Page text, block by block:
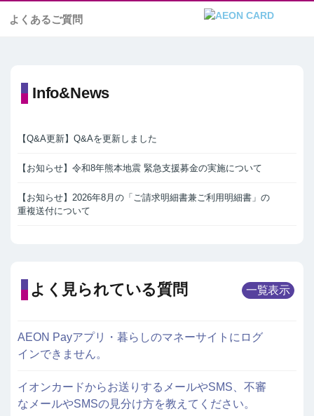
よくあるご質問
Info&News
【Q&A更新】Q&Aを更新しました
【お知らせ】令和8年熊本地震 緊急支援募金の実施について
【お知らせ】2026年8月の「ご請求明細書兼ご利用明細書」の
重複送付について
よく見られている質問 一覧表示
AEON Payアプリ・暮らしのマネーサイトにログ
インできません。
イオンカードからお送りするメールやSMS、不審
なメールやSMSの見分け方を教えてください。